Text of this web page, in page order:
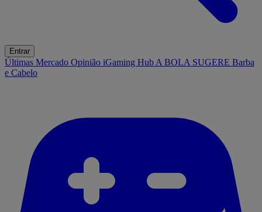
Entrar
Últimas Mercado Opinião iGaming Hub A BOLA SUGERE Barba
e Cabelo